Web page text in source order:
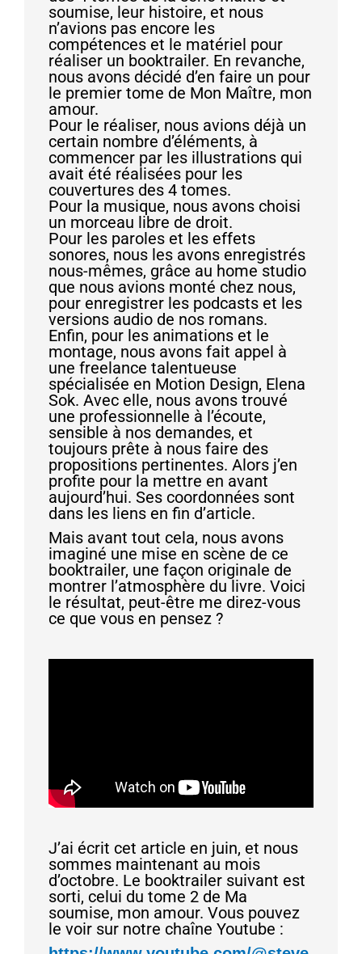
soumise, leur histoire, et nous
n’avions pas encore les
compétences et le matériel pour
réaliser un booktrailer. En revanche,
nous avons décidé d’en faire un pour
le premier tome de Mon Maître, mon
amour.
Pour le réaliser, nous avions déjà un
certain nombre d’éléments, à
commencer par les illustrations qui
avait été réalisées pour les
couvertures des 4 tomes.
Pour la musique, nous avons choisi
un morceau libre de droit.
Pour les paroles et les effets
sonores, nous les avons enregistrés
nous-mêmes, grâce au home studio
que nous avions monté chez nous,
pour enregistrer les podcasts et les
versions audio de nos romans.
Enfin, pour les animations et le
montage, nous avons fait appel à
une freelance talentueuse
spécialisée en Motion Design, Elena
Sok. Avec elle, nous avons trouvé
une professionnelle à l’écoute,
sensible à nos demandes, et
toujours prête à nous faire des
propositions pertinentes. Alors j’en
profite pour la mettre en avant
aujourd’hui. Ses coordonnées sont
dans les liens en fin d’article.
Mais avant tout cela, nous avons
imaginé une mise en scène de ce
booktrailer, une façon originale de
montrer l’atmosphère du livre. Voici
le résultat, peut-être me direz-vous
ce que vous en pensez ?
J’ai écrit cet article en juin, et nous
sommes maintenant au mois
d’octobre. Le booktrailer suivant est
sorti, celui du tome 2 de Ma
soumise, mon amour. Vous pouvez
le voir sur notre chaîne Youtube :